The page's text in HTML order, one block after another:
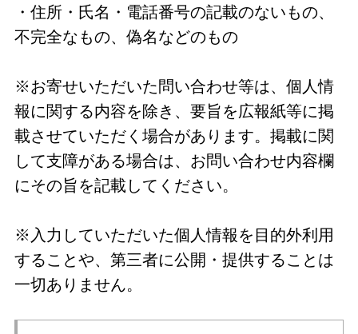
・住所・氏名・電話番号の記載のないもの、
不完全なもの、偽名などのもの
※お寄せいただいた問い合わせ等は、個人情
報に関する内容を除き、要旨を広報紙等に掲
載させていただく場合があります。掲載に関
して支障がある場合は、お問い合わせ内容欄
にその旨を記載してください。
※入力していただいた個人情報を目的外利用
することや、第三者に公開・提供することは
一切ありません。